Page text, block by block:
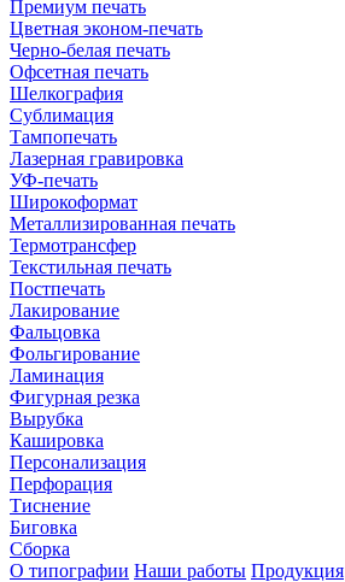
Премиум печать
Цветная эконом-печать
Черно-белая печать
Офсетная печать
Шелкография
Сублимация
Тампопечать
Лазерная гравировка
УФ-печать
Широкоформат
Металлизированная печать
Термотрансфер
Текстильная печать
Постпечать
Лакирование
Фальцовка
Фольгирование
Ламинация
Фигурная резка
Вырубка
Кашировка
Персонализация
Перфорация
Тиснение
Биговка
Сборка
О типографии Наши работы Продукция